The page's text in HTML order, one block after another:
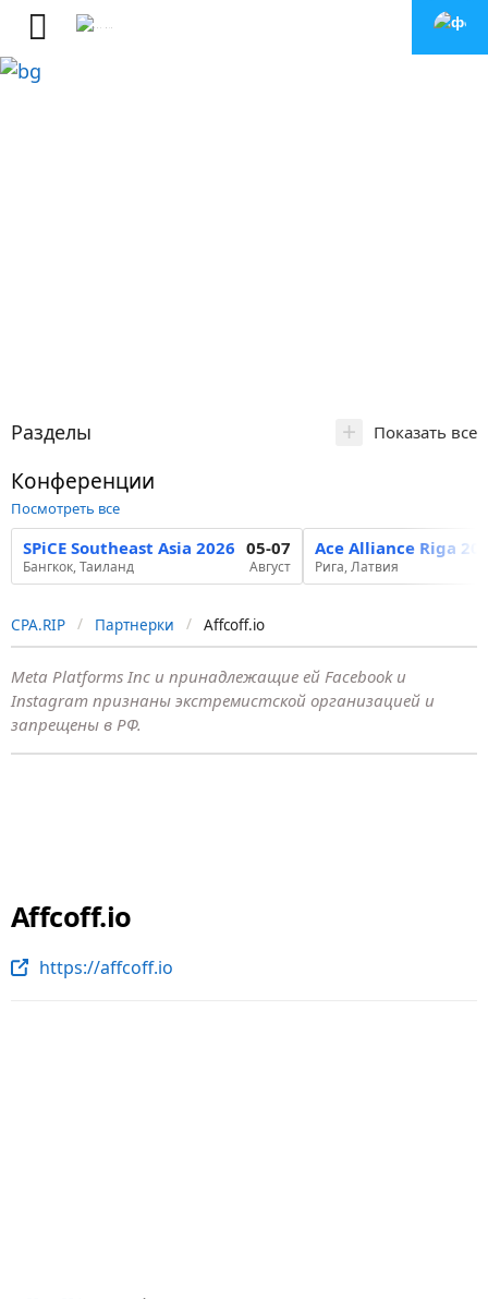
Разделы + Показать все
Конференции
Посмотреть все
SPiCE Southeast Asia 2026
Бангкок, Таиланд
05-07
Август
Ace Alliance Riga
Рига, Латвия
CPA.RIP Партнерки Affcoff.io
Meta Platforms Inc и принадлежащие ей Facebook и
Instagram признаны экстремистской организацией и
запрещены в РФ.
Affcoff.io
https://affcoff.io